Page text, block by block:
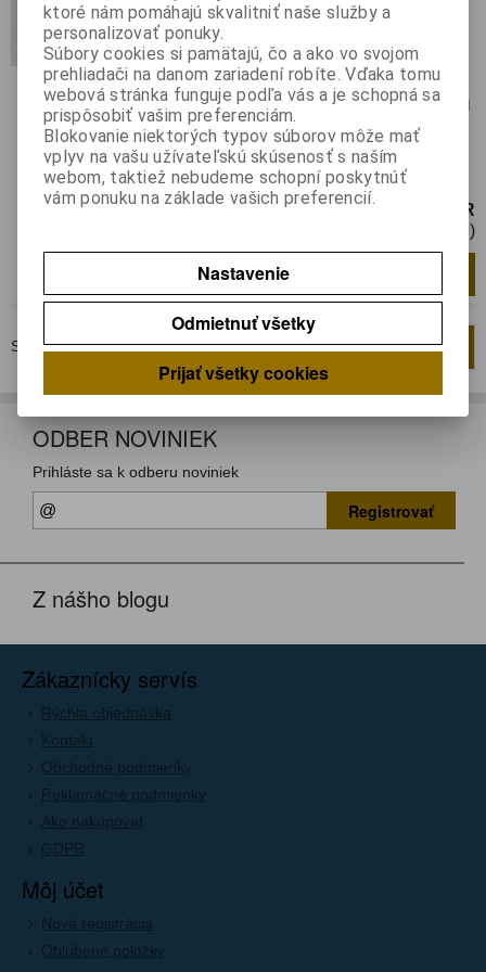
A
Katalógové číslo: 0140092 Výrobca:
Záruka (mesiacov): 24
Termín dodania(prac.dni)-platí pre sklad
LIESKOVEC :skladom
Hlavica k spínaču typu C; farba modrá
Uvedená cena je za 1ks
4,99 EUR
4,06 EUR (Cena bez DPH)
ks
Strana1z1Celkom2záznamov
ODBER NOVINIEK
Prihláste sa k odberu noviniek
Registrovať
Z nášho blogu
Zákaznícky servís
Rýchla objednávka
Kontakt
Obchodné podmienky
Reklamačné podmienky
Ako nakupovať
GDPR
Môj účet
Nová registrácia
Oblúbené položky
ktoré nám pomáhajú skvalitniť naše služby a
personalizovať ponuky.
Súbory cookies si pamätajú, čo a ako vo svojom
prehliadači na danom zariadení robíte. Vďaka tomu
webová stránka funguje podľa vás a je schopná sa
prispôsobiť vašim preferenciám.
Blokovanie niektorých typov súborov môže mať
vplyv na vašu užívateľskú skúsenosť s naším
webom, taktiež nebudeme schopní poskytnúť
vám ponuku na základe vašich preferencií.
Nastavenie
Odmietnuť všetky
Prijať všetky cookies